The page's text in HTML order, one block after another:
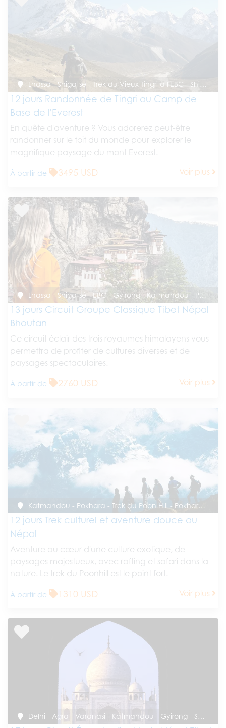
Lhassa - Shigatse - Trek du Vieux Tingri à l'EBC - Shigatse - Lhassa
12 jours Randonnée de Tingri au Camp de
Base de l'Everest
En quête d'aventure ? Vous adorerez peut-être
randonner sur le toit du monde pour explorer le
magnifique paysage du mont Everest.
À partir de 3495 USD Voir plus
Lhassa - Shigatsé - EBC - Gyirong - Katmandou - Paro - Punakha - Paro
13 jours Circuit Groupe Classique Tibet Népal
Bhoutan
Ce circuit éclair des trois royaumes himalayens vous
permettra de profiter de cultures diverses et de
paysages spectaculaires.
À partir de 2760 USD Voir plus
Katmandou - Pokhara - Trek du Poon Hill - Pokhara - Chitwan - Katmandou
12 jours Trek culturel et aventure douce au
Népal
Aventure au cœur d'une culture exotique, de
paysages majestueux, avec rafting et safari dans la
nature. Le trek du Poonhill est le point fort.
À partir de 1310 USD Voir plus
Delhi - Agra - Varanasi - Katmandou - Gyirong - Shigatse - Lhassa